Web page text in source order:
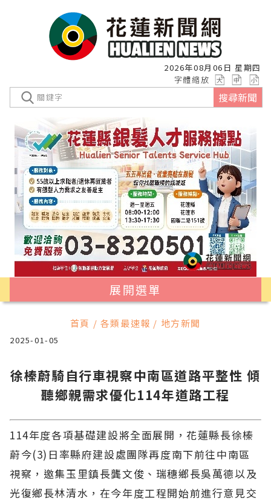
2026年08月06日 星期四
字體縮放
搜尋新聞
展開選單
首頁 / 各類最速報 / 地方新聞
2025-01-05
徐榛蔚騎自行車視察中南區道路平整性 傾
聽鄉親需求優化114年道路工程
114年度各項基礎建設將全面展開，花蓮縣長徐榛
蔚今(3)日率縣府建設處團隊再度南下前往中南區
視察，邀集玉里鎮長龔文俊、瑞穗鄉長吳萬德以及
光復鄉長林清水，在今年度工程開始前進行意見交